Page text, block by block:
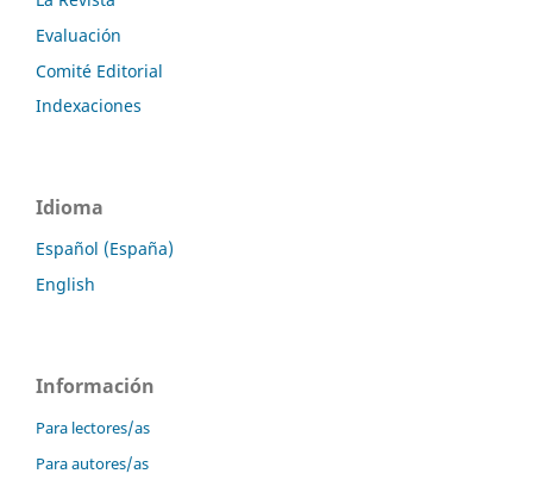
Evaluación
Comité Editorial
Indexaciones
Idioma
Español (España)
English
Información
Para lectores/as
Para autores/as